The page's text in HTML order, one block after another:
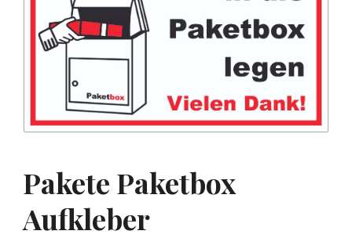
Pakete Paketbox
Aufkleber